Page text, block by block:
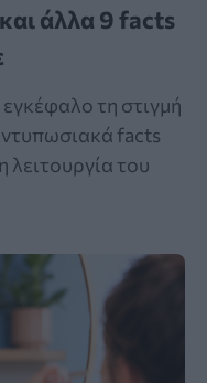
άλλα 9 facts
τη στιγμή
facts
λειτουργία του